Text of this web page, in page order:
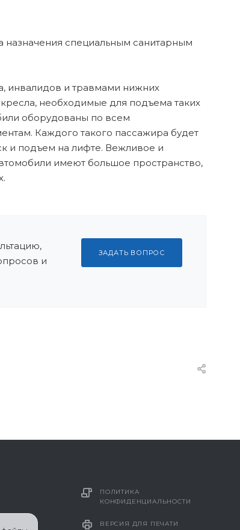
назначения специальным санитарным
инвалидов и травмами нижних
необходимые для подъема таких
оборудованы по всем
Каждого такого пассажира будет
и подъем на лифте. Вежливое и
имеют большое пространство,
и
ЗАДАТЬ ВОПРОС
ПОЛИТИКА
КОНФИДЕНЦИАЛЬНОСТИ
ВЕРСИЯ ДЛЯ ПЕЧАТИ